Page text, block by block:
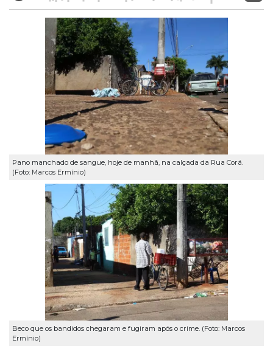
Pano manchado de sangue, hoje de manhã, na calçada da Rua Corá.
(Foto: Marcos Ermínio)
Beco que os bandidos chegaram e fugiram após o crime. (Foto: Marcos
Ermínio)